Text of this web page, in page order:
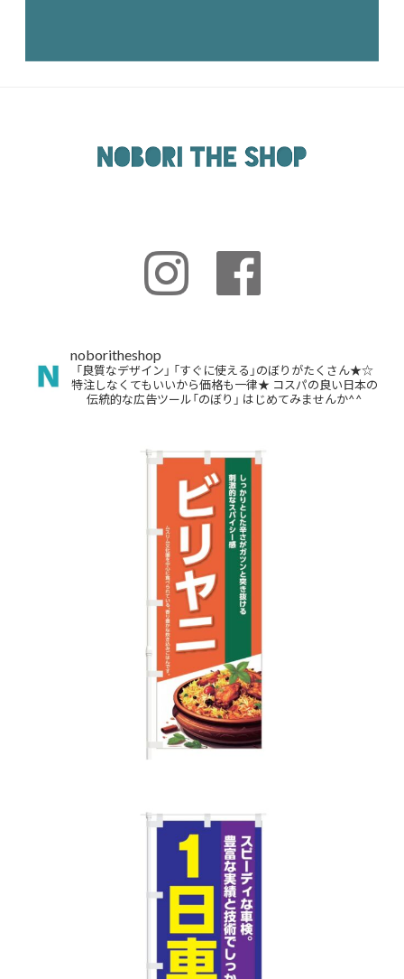
noboritheshop
「良質なデザイン」 「すぐに使える」のぼりがたくさん★☆
特注しなくてもいいから価格も一律★ コスパの良い日本の
伝統的な広告ツール「のぼり」 はじめてみませんか^^